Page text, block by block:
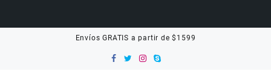
Envíos GRATIS a partir de $1599